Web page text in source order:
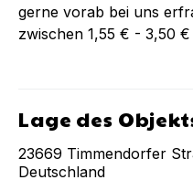
gerne vorab bei uns
zwischen 1,55 € - 3,50
Lage des
23669 Timmendorfer
Deutschland